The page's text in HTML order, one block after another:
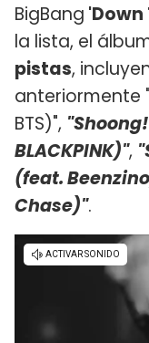
BigBang 'Down
la lista, el
pistas,
anteriormente "
BTS)",
BLACKPINK)",
(feat.
Chase)".